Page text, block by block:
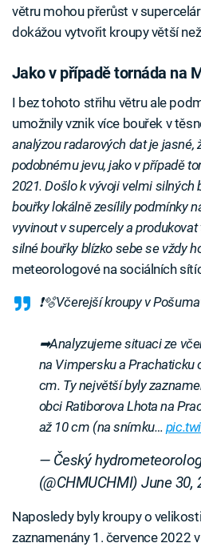
větru mohou přerůst v
dokážou vytvořit kroupy větší
Jako v případě tornáda na
I bez tohoto střihu větru ale
umožnily vznik více bouřek v
analýzou radarových dat je jasné,
podobnému jevu, jako v případě
2021. Došlo k vývoji velmi silných
bouřky lokálně zesílily podmínky
vyvinout v supercely a
silné bouřky blízko sebe se vždy
meteorologové na sociálních
❗🫧Včerejší kroupy v
➡Analyzujeme situaci ze
na Vimpersku a Prachaticku
cm. Ty největší byly
obci Ratiborova Lhota na
až 10 cm (na snímku…
— Český
(@CHMUCHMI)June 30,
Naposledy byly kroupy o
zaznamenány 1. července 2022